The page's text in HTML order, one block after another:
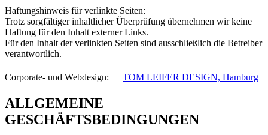
Haftungshinweis für verlinkte Seiten:
Trotz sorgfältiger inhaltlicher Überprüfung übernehmen wir keine
Haftung für den Inhalt externer Links.
Für den Inhalt der verlinkten Seiten sind ausschließlich die Betreiber
verantwortlich.
Corporate- und Webdesign: ﾠ TOM LEIFER DESIGN, Hamburg
ALLGEMEINE
GESCHÄFTSBEDINGUNGEN